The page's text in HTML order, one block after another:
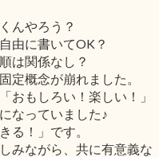
んやろう？
由に書いてOK？
は関係なし？
定概念が崩れました。
おもしろい！楽しい！」
なっていました♪
る！」です。
みながら、共に有意義な